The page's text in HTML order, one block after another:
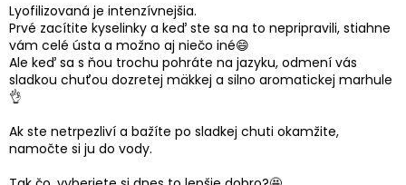
Lyofilizovaná je intenzívnejšia.
Prvé zacítite kyselinky a keď ste sa na to nepripravili, stiahne
vám celé ústa a možno aj niečo iné😄
Ale keď sa s ňou trochu pohráte na jazyku, odmení vás
sladkou chuťou dozretej mäkkej a silno aromatickej marhule
👌
Ak ste netrpezliví a bažíte po sladkej chuti okamžite,
namočte si ju do vody.